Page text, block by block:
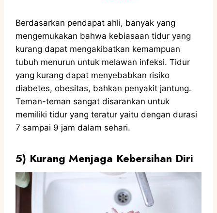
Berdasarkan pendapat ahli, banyak yang
mengemukakan bahwa kebiasaan tidur yang
kurang dapat mengakibatkan kemampuan
tubuh menurun untuk melawan infeksi. Tidur
yang kurang dapat menyebabkan risiko
diabetes, obesitas, bahkan penyakit jantung.
Teman-teman sangat disarankan untuk
memiliki tidur yang teratur yaitu dengan durasi
7 sampai 9 jam dalam sehari.
5) Kurang Menjaga Kebersihan Diri